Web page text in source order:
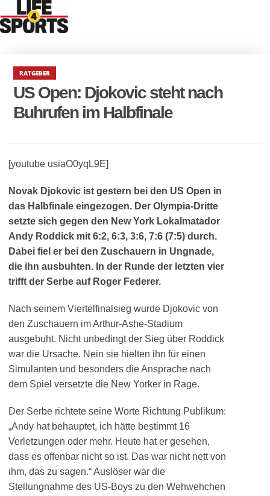
RATGEBER
US Open: Djokovic steht nach
Buhrufen im Halbfinale
[youtube usiaO0yqL9E]
Novak Djokovic ist gestern bei den US Open in
das Halbfinale eingezogen. Der Olympia-Dritte
setzte sich gegen den New York Lokalmatador
Andy Roddick mit 6:2, 6:3, 3:6, 7:6 (7:5) durch.
Dabei fiel er bei den Zuschauern in Ungnade,
die ihn ausbuhten. In der Runde der letzten vier
trifft der Serbe auf Roger Federer.
Nach seinem Viertelfinalsieg wurde Djokovic von
den Zuschauern im Arthur-Ashe-Stadium
ausgebuht. Nicht unbedingt der Sieg über Roddick
war die Ursache. Nein sie hielten ihn für einen
Simulanten und besonders die Ansprache nach
dem Spiel versetzte die New Yorker in Rage.
Der Serbe richtete seine Worte Richtung Publikum:
„Andy hat behauptet, ich hätte bestimmt 16
Verletzungen oder mehr. Heute hat er gesehen,
dass es offenbar nicht so ist. Das war nicht nett von
ihm, das zu sagen.“ Auslöser war die
Stellungnahme des US-Boys zu den Wehwehchen